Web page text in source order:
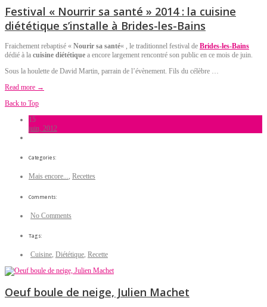
Festival « Nourrir sa santé » 2014 : la cuisine
diététique s’installe à Brides-les-Bains
Fraichement rebaptisé « Nourir sa santé« , le traditionnel festival de Brides-les-Bains
dédié à la cuisine diététique a encore largement rencontré son public en ce mois de juin.
Sous la houlette de David Martin, parrain de l’évènement. Fils du célèbre …
Read more →
Back to Top
15
juin, 2012
Categories:
Mais encore..., Recettes
Comments:
No Comments
Tags:
Cuisine, Diététique, Recette
Oeuf boule de neige, Julien Machet